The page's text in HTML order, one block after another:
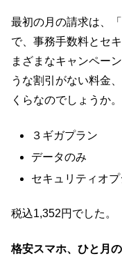
最初の月の請求は、
で、事務手数料とセ
まざまなキャンペー
うな割引がない料金
くらなのでしょうか。
３ギガプラン
データのみ
セキュリティオ
税込1,352円でした。
格安スマホ、ひと月